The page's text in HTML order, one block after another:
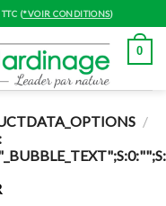
(*VOIR CONDITIONS)
0
/